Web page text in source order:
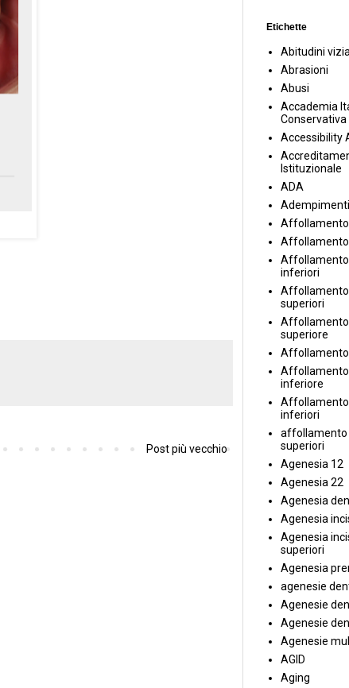
Post più vecchio
Etichette
Abitudini
Abrasioni
Abusi
Accademia
Conservativa
Accessibility
Istituzionale
ADA
Adempimenti
Affollamento
inferiori
Affollamento
superiori
Affollamento
superiore
inferiore
Affollamento
inferiori
affollamento
superiori
Agenesia 12
Agenesia 22
Agenesia
Agenesia
Agenesia
superiori
Agenesia
agenesie
Agenesie
Agenesie
Agenesie
AGID
Aging